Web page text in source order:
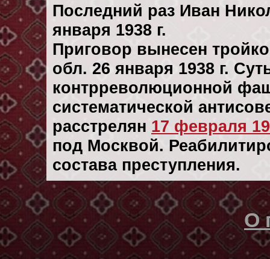
Последний раз Иван
января 1938 г.
Приговор вынесен
обл. 26 января 1938 г.
контрреволюционной
систематической
расстрелян 17 февраля
под Москвой.
состава преступления.
О